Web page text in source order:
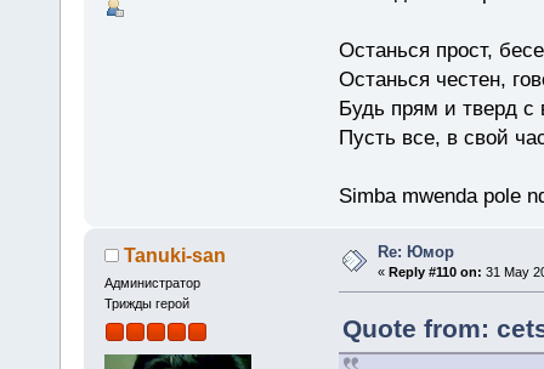
Останься прост,
Останься честен,
Будь прям и тверд с
Пусть все, в свой
Simba mwenda pole
Tanuki-san
Администратор
Трижды герой
Re: Юмор
«Reply #110 on: 31 May
Quote from: